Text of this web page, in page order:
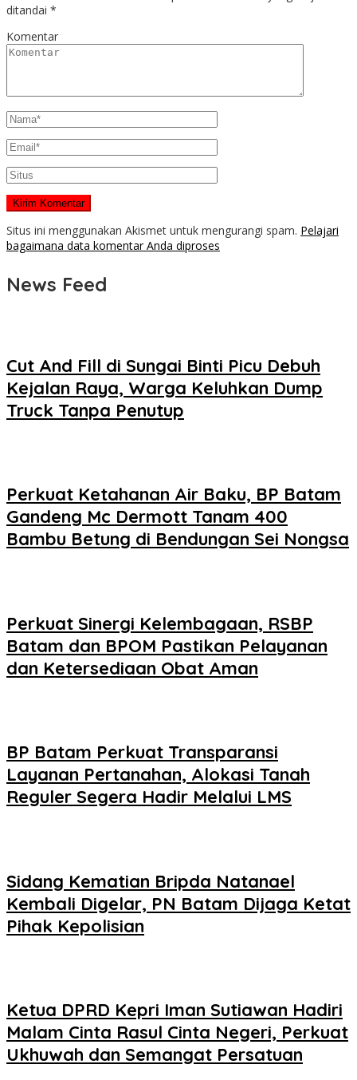
ditandai *
Komentar
Situs ini menggunakan Akismet untuk mengurangi spam. Pelajari
bagaimana data komentar Anda diproses
News Feed
Cut And Fill di Sungai Binti Picu Debuh
Kejalan Raya, Warga Keluhkan Dump
Truck Tanpa Penutup
Perkuat Ketahanan Air Baku, BP Batam
Gandeng Mc Dermott Tanam 400
Bambu Betung di Bendungan Sei Nongsa
Perkuat Sinergi Kelembagaan, RSBP
Batam dan BPOM Pastikan Pelayanan
dan Ketersediaan Obat Aman
BP Batam Perkuat Transparansi
Layanan Pertanahan, Alokasi Tanah
Reguler Segera Hadir Melalui LMS
Sidang Kematian Bripda Natanael
Kembali Digelar, PN Batam Dijaga Ketat
Pihak Kepolisian
Ketua DPRD Kepri Iman Sutiawan Hadiri
Malam Cinta Rasul Cinta Negeri, Perkuat
Ukhuwah dan Semangat Persatuan